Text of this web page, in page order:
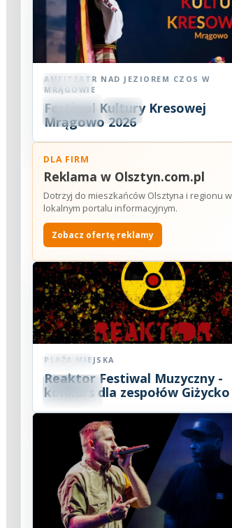
06 SIE 18:30
AMFITEATR NAD JEZIOREM CZOS W
MRĄGOWIE
Festiwal Kultury Kresowej
Mrągowo 2026
DLA FIRM
Reklama w Olsztyn.com.pl
Dotrzyj do mieszkańców Olsztyna i regionu w
lokalnym portalu informacyjnym.
Zobacz ofertę reklamy
Koncert
07 2026
PLAŻA MIEJSKA
Reaktor Festiwal Muzyczny -
konkurs dla zespołów Giżycko